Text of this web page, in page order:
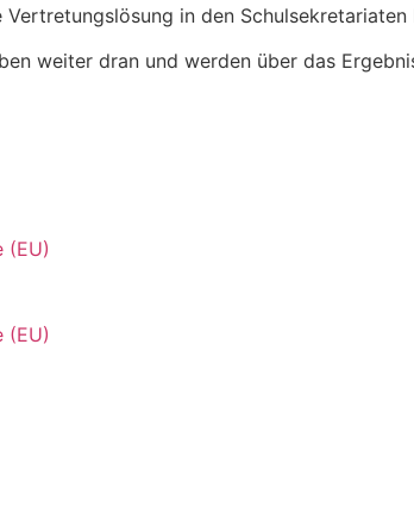
Vertretungslösung in den
weiter dran und werden über das
(EU)
(EU)